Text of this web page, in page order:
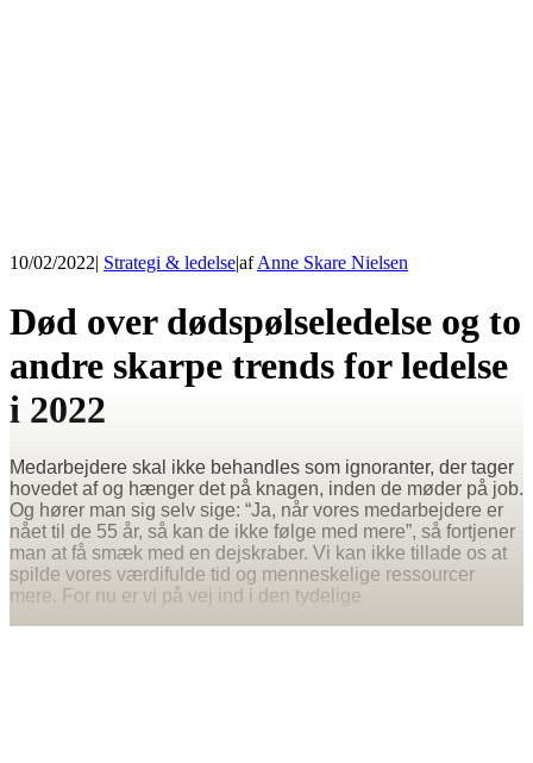
10/02/2022| Strategi & ledelse|afAnne Skare Nielsen
Død over dødspølseledelse og to
andre skarpe trends for ledelse
i 2022
Medarbejdere skal ikke behandles som ignoranter, der tager
hovedet af og hænger det på knagen, inden de møder på job.
Og hører man sig selv sige: “Ja, når vores medarbejdere er
nået til de 55 år, så kan de ikke følge med mere”, så fortjener
man at få smæk med en dejskraber. Vi kan ikke tillade os at
spilde vores værdifulde tid og menneskelige ressourcer
mere. For nu er vi på vej ind i den tydelige